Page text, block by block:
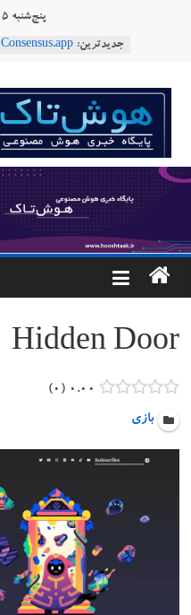
پنج‌شنبه ۱۵ مرداد ۱۴۰۵
جدیدترین: Consensus.app
طبیعی فارسی
Robotics
ربات T‑800
هوشتاک
پایگاه
خبری
هوش
مصنوعی
www.hooshtaak.ir
Hidden Door
۰.۰۰ ۰
بازی